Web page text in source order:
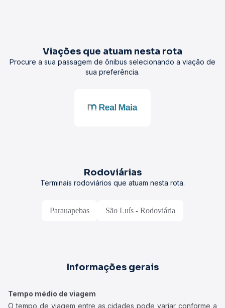
Viações que atuam nesta rota
Procure a sua passagem de ônibus selecionando a viação de
sua preferência.
Rodoviárias
Terminais rodoviários que atuam nesta rota.
Parauapebas São Luís - Rodoviária
Informações gerais
Tempo médio de viagem
O tempo de viagem entre as cidades pode variar conforme a